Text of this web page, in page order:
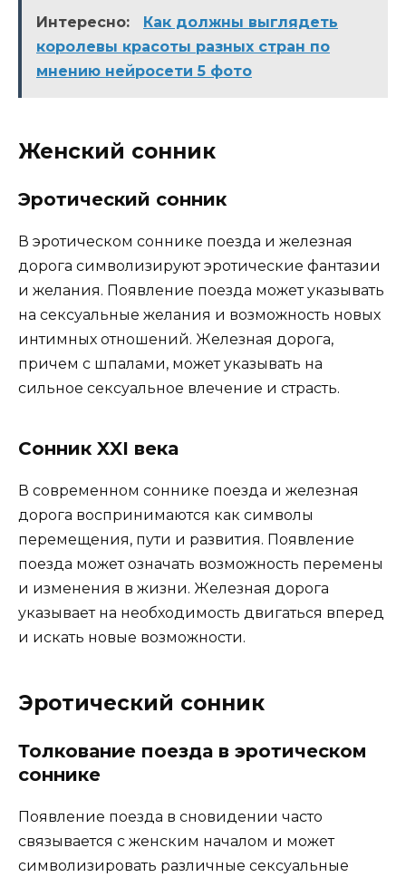
Интересно:
Как должны выглядеть
королевы красоты разных стран по
мнению нейросети 5 фото
Женский сонник
Эротический сонник
В эротическом соннике поезда и железная
дорога символизируют эротические фантазии
и желания. Появление поезда может указывать
на сексуальные желания и возможность новых
интимных отношений. Железная дорога,
причем с шпалами, может указывать на
сильное сексуальное влечение и страсть.
Сонник XXI века
В современном соннике поезда и железная
дорога воспринимаются как символы
перемещения, пути и развития. Появление
поезда может означать возможность перемены
и изменения в жизни. Железная дорога
указывает на необходимость двигаться вперед
и искать новые возможности.
Эротический сонник
Толкование поезда в эротическом
соннике
Появление поезда в сновидении часто
связывается с женским началом и может
символизировать различные сексуальные